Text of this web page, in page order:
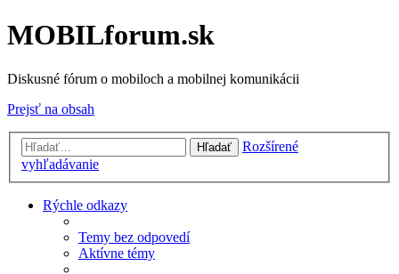
MOBILforum.sk
Diskusné fórum o mobiloch a mobilnej komunikácii
Prejsť na obsah
Hľadať
Rozšírené
vyhľadávanie
Rýchle odkazy
Temy bez odpovedí
Aktívne témy